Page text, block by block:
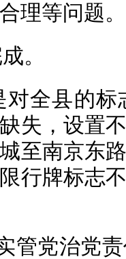
理等问题。
。
对全县的
失，设置
至南京东
行牌标志
管党治党